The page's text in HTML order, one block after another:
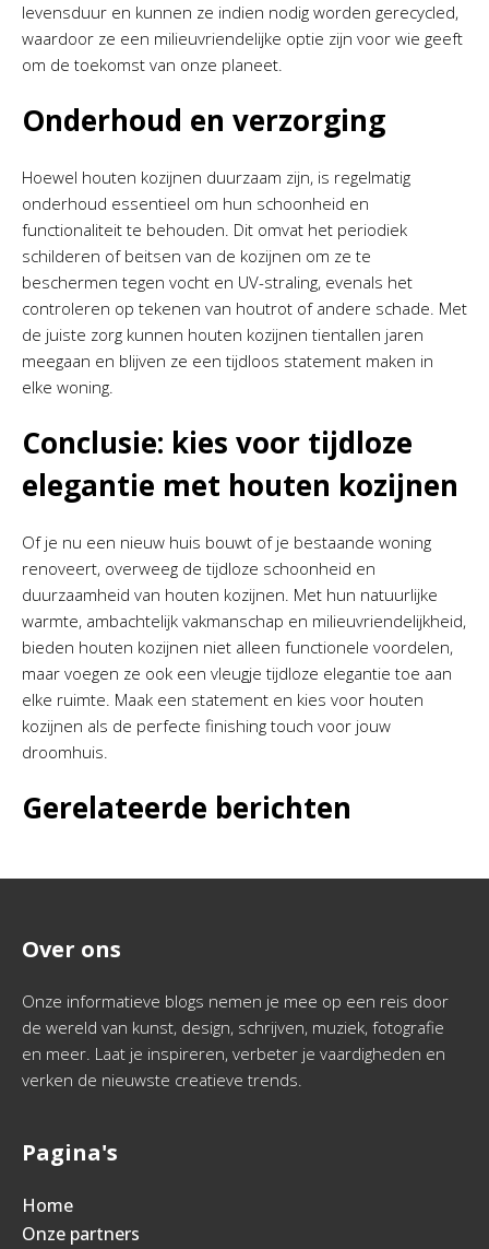
levensduur en kunnen ze indien nodig worden gerecycled,
waardoor ze een milieuvriendelijke optie zijn voor wie geeft
om de toekomst van onze planeet.
Onderhoud en verzorging
Hoewel houten kozijnen duurzaam zijn, is regelmatig
onderhoud essentieel om hun schoonheid en
functionaliteit te behouden. Dit omvat het periodiek
schilderen of beitsen van de kozijnen om ze te
beschermen tegen vocht en UV-straling, evenals het
controleren op tekenen van houtrot of andere schade. Met
de juiste zorg kunnen houten kozijnen tientallen jaren
meegaan en blijven ze een tijdloos statement maken in
elke woning.
Conclusie: kies voor tijdloze
elegantie met houten kozijnen
Of je nu een nieuw huis bouwt of je bestaande woning
renoveert, overweeg de tijdloze schoonheid en
duurzaamheid van houten kozijnen. Met hun natuurlijke
warmte, ambachtelijk vakmanschap en milieuvriendelijkheid,
bieden houten kozijnen niet alleen functionele voordelen,
maar voegen ze ook een vleugje tijdloze elegantie toe aan
elke ruimte. Maak een statement en kies voor houten
kozijnen als de perfecte finishing touch voor jouw
droomhuis.
Gerelateerde berichten
Over ons
Onze informatieve blogs nemen je mee op een reis door
de wereld van kunst, design, schrijven, muziek, fotografie
en meer. Laat je inspireren, verbeter je vaardigheden en
verken de nieuwste creatieve trends.
Pagina's
Home
Onze partners